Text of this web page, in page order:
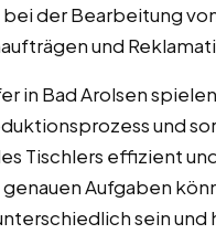
der Bearbeitung
und
in Bad Arolsen
und
Tischlers effizient
Aufgaben
sein und